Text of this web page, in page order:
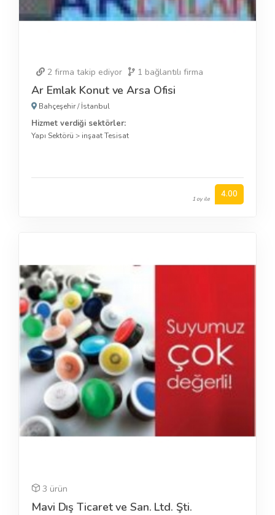
2 firma takip ediyor 1 bağlantılı firma
Ar Emlak Konut ve Arsa Ofisi
Bahçeşehir/İstanbul
Hizmet verdiği sektörler:
Yapı Sektörü > inşaat Tesisat
1 oy ile 4.00
3 ürün
Mavi Dış Ticaret ve San. Ltd. Şti.